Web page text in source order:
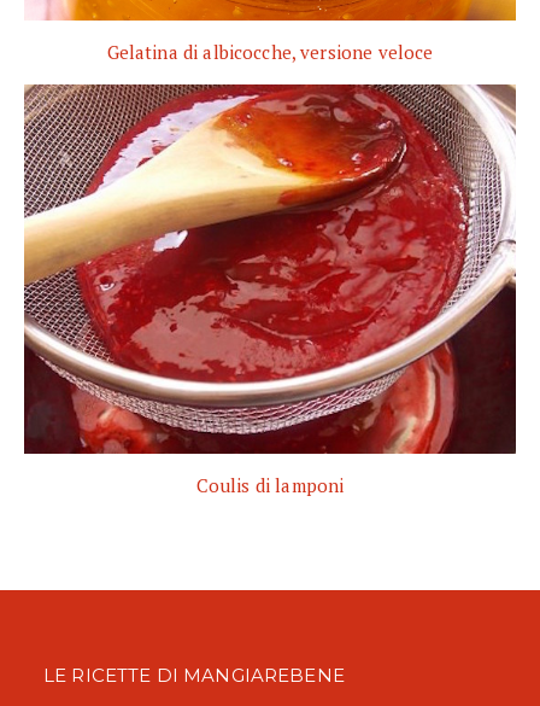
Gelatina di albicocche, versione veloce
Coulis di lamponi
LE RICETTE DI MANGIAREBENE